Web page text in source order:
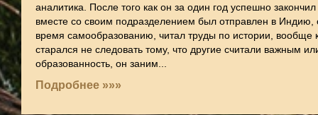
аналитика. После того как он за один год успешно
вместе со своим подразделением был отправлен в
время самообразованию, читал труды по истории, вообще
старался не следовать тому, что другие считали важным
образованность, он заним...
Подробнее »»»